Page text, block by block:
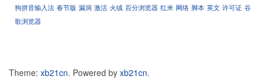
狗拼音输入法 春节版 漏洞 激活 火绒 百分浏览器 红米 网络 脚本 英文 许可证 谷
歌浏览器
Theme: xb21cn. Powered by xb21cn.